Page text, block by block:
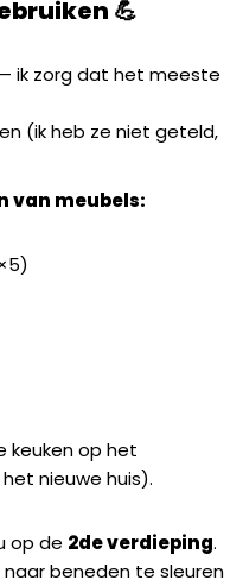
💪
ik zorg dat het meeste
(ik heb ze niet geteld,
van meubels:
keuken op het
nieuwe huis).
op de 2de verdieping.
beneden te sleuren